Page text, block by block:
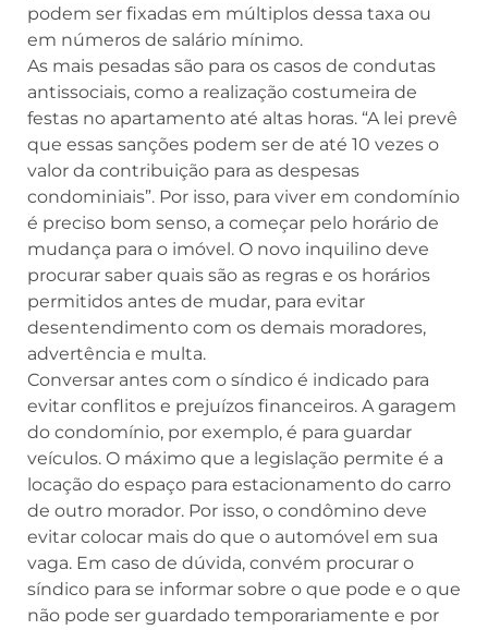
podem ser fixadas em múltiplos dessa taxa ou
em números de salário mínimo.
As mais pesadas são para os casos de condutas
antissociais, como a realização costumeira de
festas no apartamento até altas horas. “A lei prevê
que essas sanções podem ser de até 10 vezes o
valor da contribuição para as despesas
condominiais”. Por isso, para viver em condomínio
é preciso bom senso, a começar pelo horário de
mudança para o imóvel. O novo inquilino deve
procurar saber quais são as regras e os horários
permitidos antes de mudar, para evitar
desentendimento com os demais moradores,
advertência e multa.
Conversar antes com o síndico é indicado para
evitar conflitos e prejuízos financeiros. A garagem
do condomínio, por exemplo, é para guardar
veículos. O máximo que a legislação permite é a
locação do espaço para estacionamento do carro
de outro morador. Por isso, o condômino deve
evitar colocar mais do que o automóvel em sua
vaga. Em caso de dúvida, convém procurar o
síndico para se informar sobre o que pode e o que
não pode ser guardado temporariamente e por